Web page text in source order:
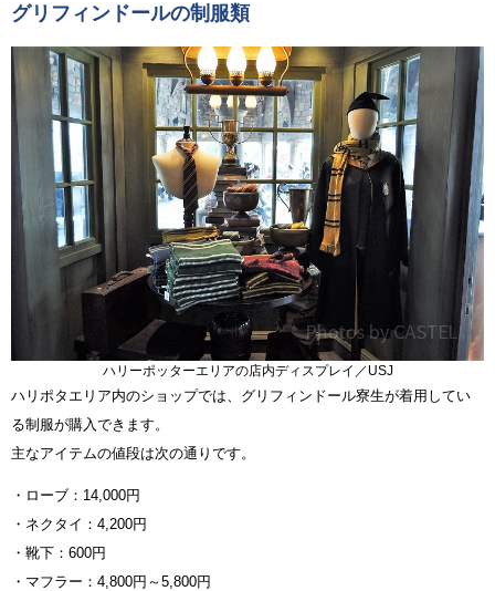
グリフィンドールの制服類
ハリーポッターエリアの店内ディスプレイ／USJ
ハリポタエリア内のショップでは、グリフィンドール寮生が着用してい
る制服が購入できます。
主なアイテムの値段は次の通りです。
・ローブ：14,000円
・ネクタイ：4,200円
・靴下：600円
・マフラー：4,800円～5,800円